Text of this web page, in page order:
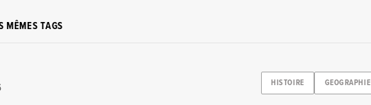
MÊMES TAGS
HISTOIRE GEOGRAPHIE